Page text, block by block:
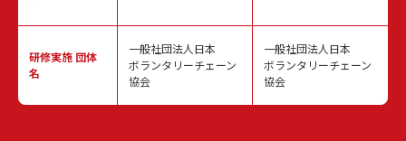
研修実施 団体
名
一般社団法人日本
ボランタリーチェーン
協会
一般社団法人日本
ボランタリーチェーン
協会